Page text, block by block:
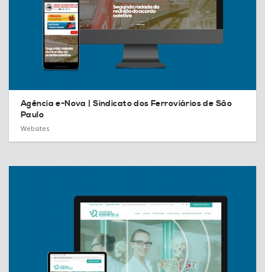
Agência e-Nova |Sindicato dos Ferroviários de São
Paulo
Websites